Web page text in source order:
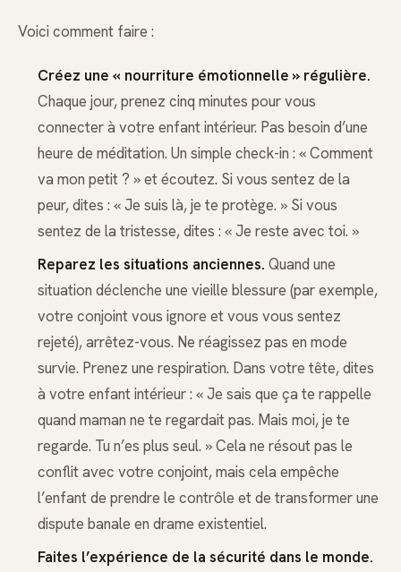
Voici comment faire :
Créez une « nourriture émotionnelle » régulière.
Chaque jour, prenez cinq minutes pour vous
connecter à votre enfant intérieur. Pas besoin d’une
heure de méditation. Un simple check-in : « Comment
va mon petit ? » et écoutez. Si vous sentez de la
peur, dites : « Je suis là, je te protège. » Si vous
sentez de la tristesse, dites : « Je reste avec toi. »
Reparez les situations anciennes. Quand une
situation déclenche une vieille blessure (par exemple,
votre conjoint vous ignore et vous vous sentez
rejeté), arrêtez-vous. Ne réagissez pas en mode
survie. Prenez une respiration. Dans votre tête, dites
à votre enfant intérieur : « Je sais que ça te rappelle
quand maman ne te regardait pas. Mais moi, je te
regarde. Tu n’es plus seul. » Cela ne résout pas le
conflit avec votre conjoint, mais cela empêche
l’enfant de prendre le contrôle et de transformer une
dispute banale en drame existentiel.
Faites l’expérience de la sécurité dans le monde.